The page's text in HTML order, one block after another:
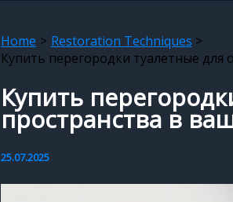
Home
Restoration Techniques
Купить перегородки туалетные
Купить
пространства в
25.07.2025